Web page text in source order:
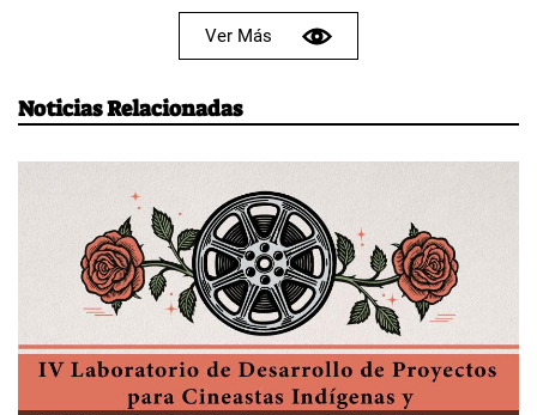
Ver Más
Noticias Relacionadas